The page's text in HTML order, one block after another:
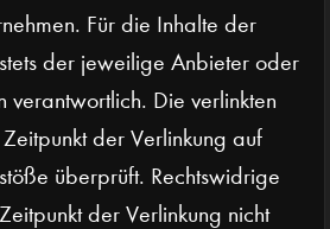
Für die Inhalte der
der jeweilige Anbieter oder
verantwortlich. Die verlinkten
der Verlinkung auf
überprüft. Rechtswidrige
der Verlinkung nicht